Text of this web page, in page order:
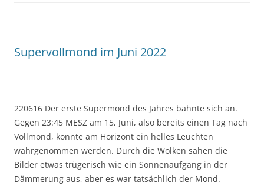
Supervollmond im Juni 2022
220616 Der erste Supermond des Jahres bahnte sich an.
Gegen 23:45 MESZ am 15, Juni, also bereits einen Tag nach
Vollmond, konnte am Horizont ein helles Leuchten
wahrgenommen werden. Durch die Wolken sahen die
Bilder etwas trügerisch wie ein Sonnenaufgang in der
Dämmerung aus, aber es war tatsächlich der Mond.